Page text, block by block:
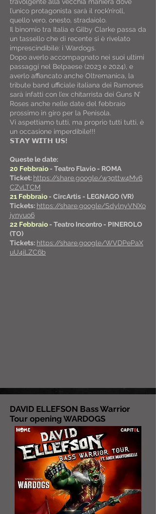
l’unico protagonista sarà il rock’n’roll,
quello vero, onesto, stradaiolo.
Il binomio tra Italia e Gilby Clarke passa da
un tassello che di recente si è rivelato
imprescindibile: i Wardogs.
Dopo averlo accompagnato nei suoi ultimi
passaggi nel Belpaese (2023 e 2024), e
averlo affiancato anche Oltremanica, la
tribute band ufficiale italiana dei Ramones
sarà infatti con l’ex chitarrista dei Guns N’
Roses anche nelle date del febbraio
prossimo in giro per la Penisola.
Vi aspettiamo tutti, ma proprio tutti tutti, è
un occasione imperdibile!!!
𝗦𝗧𝗔𝗬 𝗪𝗜𝗧𝗛 𝗨𝗦!
Queste le date:
20 Febbraio - Teatro Flavio - ROMA
Ticket: https://share.google/w3qttw4Mv6
CZvLTCM
21 Febbraio - CircArtis - LEGNAGO (VR)
Tickets: https://share.google/SdylnyVNXo
jynyuo6
22 Febbraio - Teatro Incontro - PINEROLO
(TO)
Tickets: https://share.google/WVDPePaX
uU4iLZC6b
DAVID ELLEFSON Bass Warrior
Tour opening WARDOGS